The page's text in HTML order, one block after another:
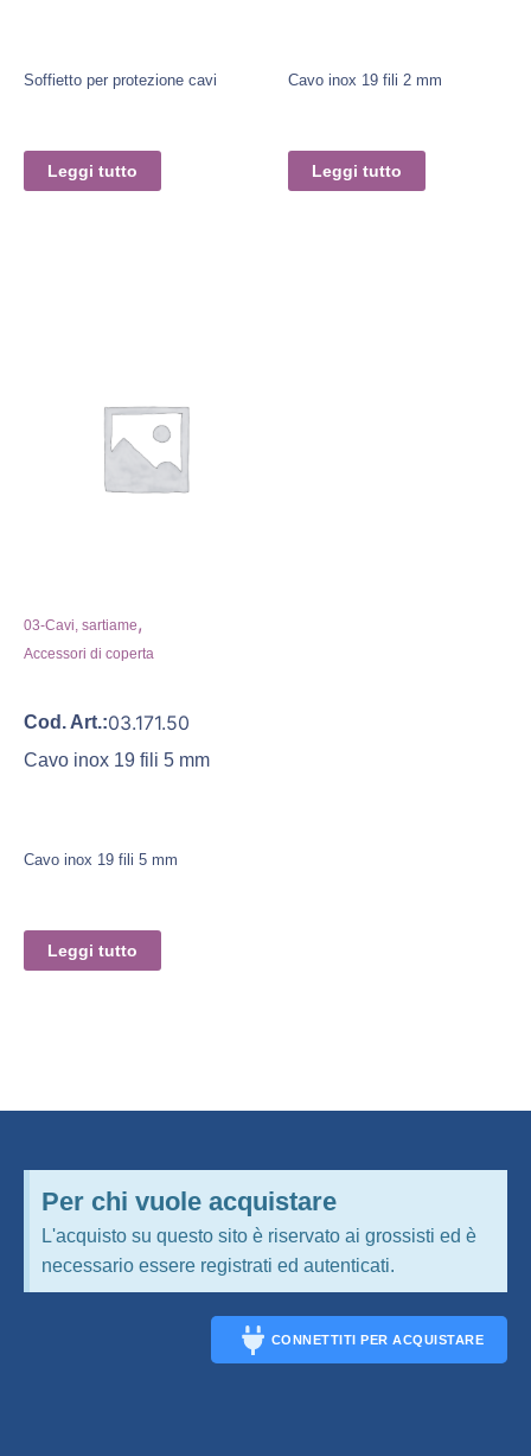
Soffietto per protezione cavi
Leggi tutto
Cavo inox 19 fili 2 mm
Leggi tutto
03-Cavi, sartiame,
Accessori di coperta
Cod. Art.:03.171.50
Cavo inox 19 fili 5 mm
Cavo inox 19 fili 5 mm
Leggi tutto
Per chi vuole acquistare
L'acquisto su questo sito è riservato ai grossisti ed è
necessario essere registrati ed autenticati.
CONNETTITI PER ACQUISTARE